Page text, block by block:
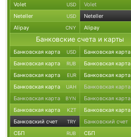
Volet USD Volet
Neteller USD Neteller
Alipay CNY Alipay
Банковские счета и карты
Банковская карта USD Банковская карта
Банковская карта RUB Банковская карта
Банковская карта EUR Банковская карта
Банковская карта UAH Банковская карта
Банковская карта BYN Банковская карта
Банковская карта KZT Банковская карта
Банковский счет TRY Банковский счет
СБП RUB СБП